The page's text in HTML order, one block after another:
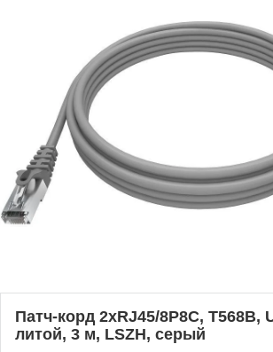
Патч-корд 2хRJ45/8P8C, T568B,
литой, 3 м, LSZH, серый